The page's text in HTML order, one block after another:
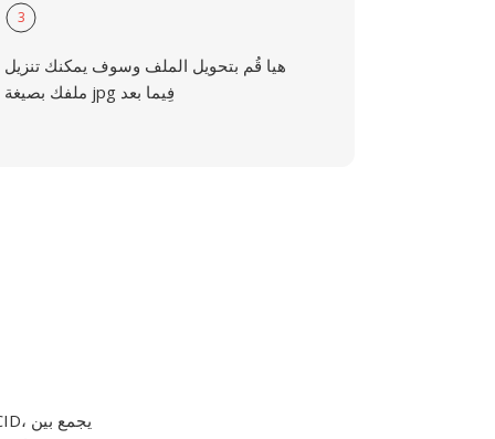
3
هيا قُم بتحويل الملف وسوف يمكنك تنزيل
ملفك بصيغة jpg فِيما بعد